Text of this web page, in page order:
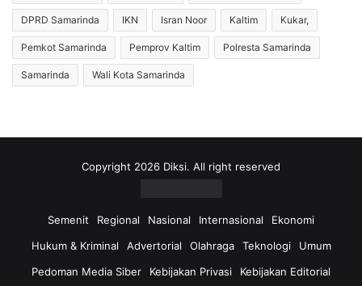
DPRD Samarinda IKN Isran Noor Kaltim Kukar,
Pemkot Samarinda Pemprov Kaltim Polresta Samarinda
Samarinda Wali Kota Samarinda
Copyright 2026 Diksi. All right reserved
Semenit Regional Nasional Internasional
Ekonomi
Hukum & Kriminal
Advertorial Olahraga Teknologi
Umum
Pedoman Media Siber
Kebijakan Privasi
Kebijakan Editorial